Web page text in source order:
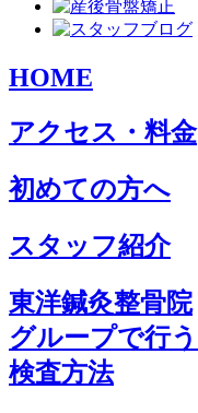
HOME
アクセス・料金
初めての方へ
スタッフ紹介
東洋鍼灸整骨院
グループで行う
検査方法